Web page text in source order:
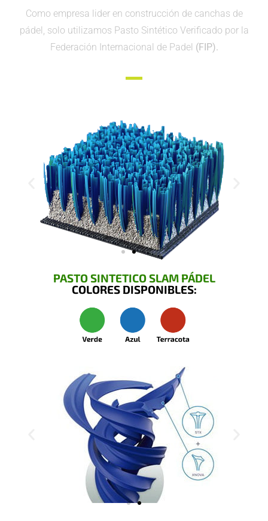
Como empresa lider en construcción de canchas de
pádel, solo utilizamos Pasto Sintético Verificado por la
Federación Internacional de Padel (FIP).
PASTO SINTETICO SLAM PÁDEL
COLORES DISPONIBLES: